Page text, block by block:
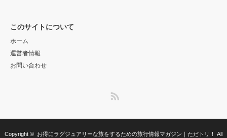
このサイトについて
ホーム
運営者情報
お問い合わせ
Copyright © お得にラグジュアリーな旅をするための旅行情報マガジン｜ただトリ！ All